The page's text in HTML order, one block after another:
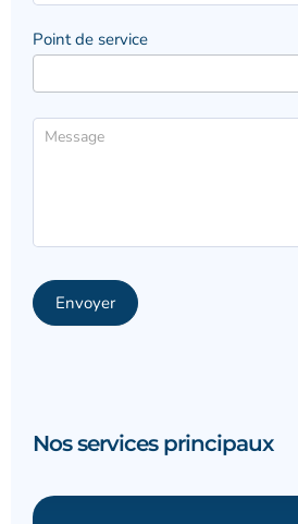
Point de service
Envoyer
Nos services principaux